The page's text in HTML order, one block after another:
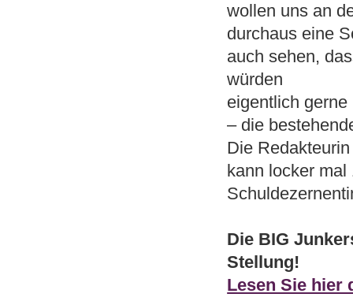
wollen uns an
durchaus eine
auch sehen,
würden
eigentlich
– die
Die
kann locker
Die BIG
Stellung!
Lesen Sie hier